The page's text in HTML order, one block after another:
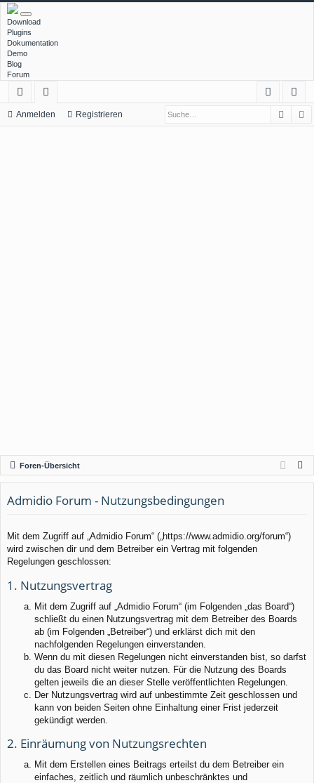
Download
Plugins
Dokumentation
Demo
Blog
Forum
ch
or
Anmelden Registrieren
Foren-Übersicht
Admidio Forum - Nutzungsbedingungen
Mit dem Zugriff auf „Admidio Forum“ („https://www.admidio.org/forum“)
wird zwischen dir und dem Betreiber ein Vertrag mit folgenden
Regelungen geschlossen:
1. Nutzungsvertrag
Mit dem Zugriff auf „Admidio Forum“ (im Folgenden „das Board“)
schließt du einen Nutzungsvertrag mit dem Betreiber des Boards
ab (im Folgenden „Betreiber“) und erklärst dich mit den
nachfolgenden Regelungen einverstanden.
Wenn du mit diesen Regelungen nicht einverstanden bist, so darfst
du das Board nicht weiter nutzen. Für die Nutzung des Boards
gelten jeweils die an dieser Stelle veröffentlichten Regelungen.
Der Nutzungsvertrag wird auf unbestimmte Zeit geschlossen und
kann von beiden Seiten ohne Einhaltung einer Frist jederzeit
gekündigt werden.
2. Einräumung von Nutzungsrechten
Mit dem Erstellen eines Beitrags erteilst du dem Betreiber ein
einfaches, zeitlich und räumlich unbeschränktes und